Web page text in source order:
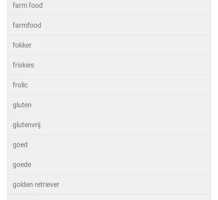
farm food
farmfood
fokker
friskies
frolic
gluten
glutenvrij
goed
goede
golden retriever